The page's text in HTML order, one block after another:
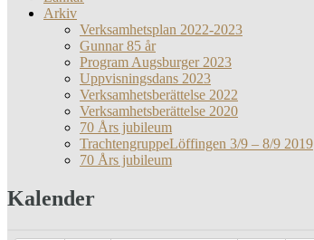
Arkiv
Verksamhetsplan 2022-2023
Gunnar 85 år
Program Augsburger 2023
Uppvisningsdans 2023
Verksamhetsberättelse 2022
Verksamhetsberättelse 2020
70 Års jubileum
TrachtengruppeLöffingen 3/9 – 8/9 2019
70 Års jubileum
Kalender